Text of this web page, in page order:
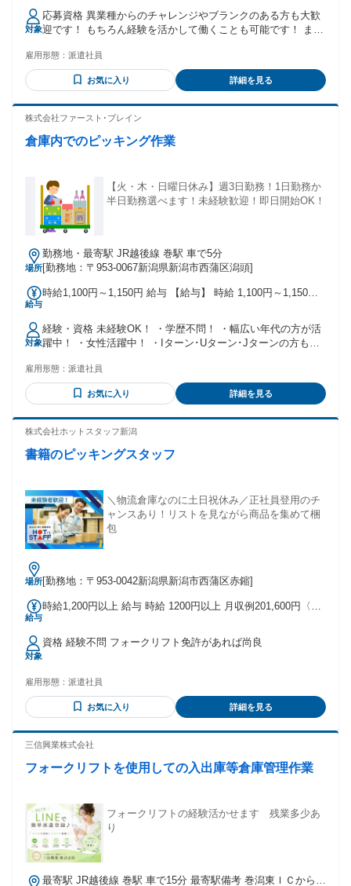
対象
応募資格 異業種からのチャレンジやブランクのある方も大歓
迎です！ もちろん経験を活かして働くことも可能です！ まず
雇用形態： 派遣社員
お気に入り 詳細を見る
株式会社ファースト･ブレイン
倉庫内でのピッキング作業
【火・木・日曜日休み】週3日勤務！1日勤務か
半日勤務選べます！未経験歓迎！即日開始OK！
場所
勤務地・最寄駅 JR越後線 巻駅 車で5分
[勤務地：〒953-0067新潟県新潟市西蒲区潟頭]
給与
時給1,100円～1,150円 給与 【給与】 時給 1,100円～1,150円
対象
経験・資格 未経験OK！ ・学歴不問！ ・幅広い年代の方が活
躍中！ ・女性活躍中！ ・Iターン･Uターン･Jターンの方も
雇用形態： 派遣社員
お気に入り 詳細を見る
株式会社ホットスタッフ新潟
書籍のピッキングスタッフ
＼物流倉庫なのに土日祝休み／正社員登用のチ
ャンスあり！リストを見ながら商品を集めて梱
包
場所[勤務地：〒953-0042新潟県新潟市西蒲区赤鏥]
給与
時給1,200円以上 給与 時給 1200円以上 月収例201,600円〈時
対象
資格 経験不問 フォークリフト免許があれば尚良
雇用形態： 派遣社員
お気に入り 詳細を見る
三信興業株式会社
フォークリフトを使用しての入出庫等倉庫管理作業
フォークリフトの経験活かせます 残業多少あ
り
最寄駅 JR越後線 巻駅 車で15分 最寄駅備考 巻潟東ＩＣから車